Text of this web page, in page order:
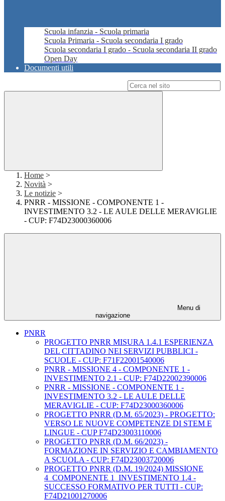
Scuola infanzia - Scuola primaria
Scuola Primaria - Scuola secondaria I grado
Scuola secondaria I grado - Scuola secondaria II grado
Open Day
Documenti utili
Home >
Novità >
Le notizie >
PNRR - MISSIONE - COMPONENTE 1 -
INVESTIMENTO 3.2 - LE AULE DELLE MERAVIGLIE
- CUP: F74D23000360006
Menu di
navigazione
PNRR
PROGETTO PNRR MISURA 1.4.1 ESPERIENZA
DEL CITTADINO NEI SERVIZI PUBBLICI -
SCUOLE - CUP: F71F22001540006
PNRR - MISSIONE 4 - COMPONENTE 1 -
INVESTIMENTO 2.1 - CUP: F74D22002390006
PNRR - MISSIONE - COMPONENTE 1 -
INVESTIMENTO 3.2 - LE AULE DELLE
MERAVIGLIE - CUP: F74D23000360006
PROGETTO PNRR (D.M. 65/2023) - PROGETTO:
VERSO LE NUOVE COMPETENZE DI STEM E
LINGUE - CUP F74D23003110006
PROGETTO PNRR (D.M. 66/2023) -
FORMAZIONE IN SERVIZIO E CAMBIAMENTO
A SCUOLA - CUP: F74D23003720006
PROGETTO PNRR (D.M. 19/2024) MISSIONE
4_COMPONENTE 1_INVESTIMENTO 1.4 -
SUCCESSO FORMATIVO PER TUTTI - CUP:
F74D21001270006